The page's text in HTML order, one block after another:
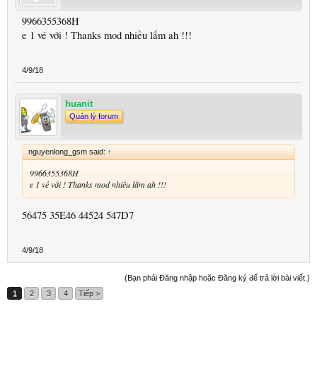
9966355368H
e 1 vé với ! Thanks mod nhiều lắm ah !!!
4/9/18
huanit
Quản lý forum
nguyenlong_gsm said: ↑
9966355368H
e 1 vé với ! Thanks mod nhiều lắm ah !!!
56475 35E46 44524 547D7
4/9/18
(Bạn phải Đăng nhập hoặc Đăng ký để trả lời bài viết.)
1
2 3 4 Tiếp >